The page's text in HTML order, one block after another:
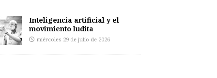
Inteligencia artificial y el
movimiento ludita
miércoles 29 de julio de 2026